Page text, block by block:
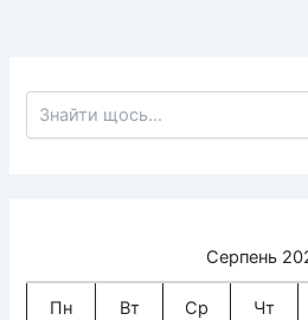
Пошук по сайту
Серпень
Пн Вт Ср Чт